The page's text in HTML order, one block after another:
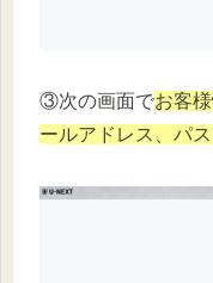
③次の画面でお客
ールアドレス、パ